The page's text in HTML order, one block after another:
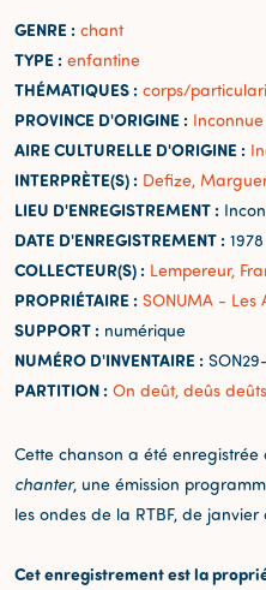
GENRE : chant
TYPE : enfantine
THÉMATIQUES : corps/
PROVINCE D'ORIGINE : Inconnue
AIRE CULTURELLE D'ORIGINE :
INTERPRÈTE(S) : Defize,
LIEU D'ENREGISTREMENT :
DATE D'ENREGISTREMENT : 1978
COLLECTEUR(S) : Lempereur,
PROPRIÉTAIRE : SONUMA - Les
SUPPORT : numérique
NUMÉRO D'INVENTAIRE :
PARTITION : On deût, deûs
Cette chanson a été
chanter, une émission
les ondes de la RTBF, de janvier
Cet enregistrement est la